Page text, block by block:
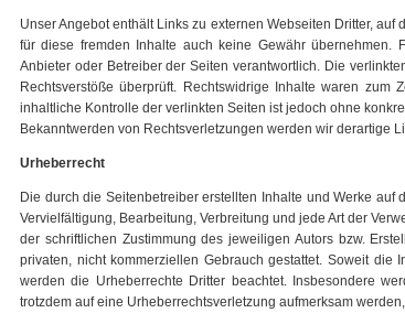
Unser Angebot enthält Links zu externen Webseiten Dritter,
für diese fremden Inhalte auch keine Gewähr
Anbieter oder Betreiber der Seiten verantwortlich. Die
Rechtsverstöße überprüft. Rechtswidrige Inhalte waren zum
inhaltliche Kontrolle der verlinkten Seiten ist jedoch ohne
Bekanntwerden von Rechtsverletzungen werden wir derartige
Urheberrecht
Die durch die Seitenbetreiber erstellten Inhalte und Werke
Vervielfältigung, Bearbeitung, Verbreitung und jede Art der
der schriftlichen Zustimmung des jeweiligen Autors bzw.
privaten, nicht kommerziellen Gebrauch gestattet. Soweit
werden die Urheberrechte Dritter beachtet. Insbesondere
trotzdem auf eine Urheberrechtsverletzung aufmerksam